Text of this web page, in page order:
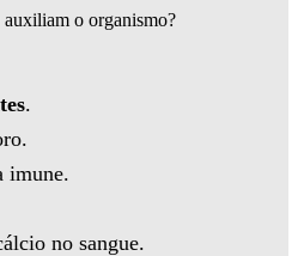
o organismo?
.
imune.
no sangue.